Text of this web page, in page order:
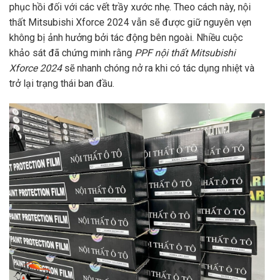
phục hồi đối với các vết trầy xước nhẹ. Theo cách này, nội
thất Mitsubishi Xforce 2024 vẫn sẽ được giữ nguyên vẹn
không bị ảnh hưởng bởi tác động bên ngoài. Nhiều cuộc
khảo sát đã chứng minh rằng PPF nội thất Mitsubishi
Xforce 2024 sẽ nhanh chóng nở ra khi có tác dụng nhiệt và
trở lại trạng thái ban đầu.